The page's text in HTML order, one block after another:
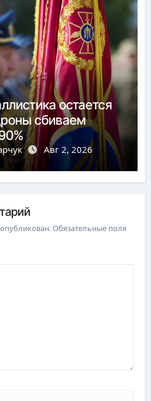
остается
сбиваем
Авг 2, 2026
Обязательные поля